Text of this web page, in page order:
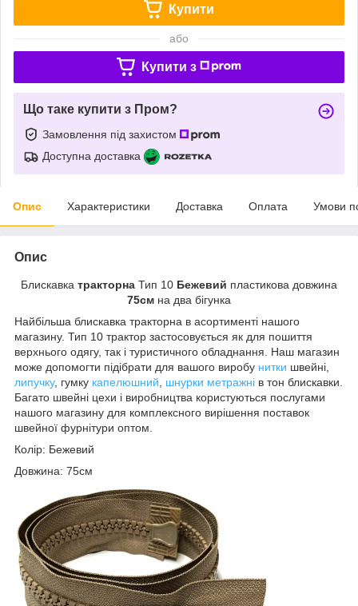
Купити
або
Купити з
Що таке купити з Пром?
Замовлення під захистом
Доступна доставка
Опис Характеристики Доставка Оплата Умови
Опис
Блискавка тракторна Тип 10 Бежевий пластикова довжина
75см на два бігунка
Найбільша блискавка тракторна в асортименті нашого
магазину. Тип 10 трактор застосовується як для пошиття
верхнього одягу, так і туристичного обладнання. Наш магазин
може допомогти підібрати для вашого виробу нитки швейні,
липучку, гумку капелюшний шнурки метражні в тон блискавки.
Багато швейні цехи і виробництва користуються послугами
нашого магазину для комплексного вирішення поставок
швейної фурнітури оптом.
Колір: Бежевий
Довжина: 75см